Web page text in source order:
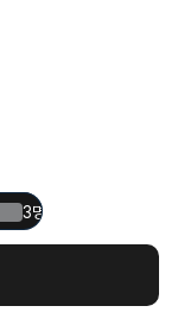
3명 중 1명이 재구매한
3명 중 1명이 재구매한